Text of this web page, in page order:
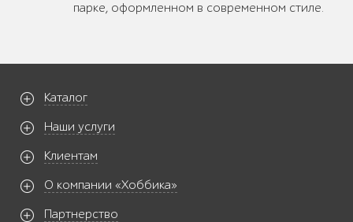
парке, оформленном в современном стиле.
Каталог
Наши услуги
Клиентам
О компании «Хоббика»
Партнерство